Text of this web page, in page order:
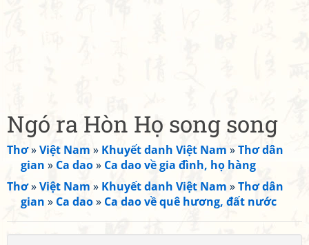
Ngó ra Hòn Họ song song
Thơ»Việt Nam » Khuyết danh Việt Nam »Thơ dân
gian » Ca dao» Ca dao về gia đình, họ hàng
Thơ»Việt Nam » Khuyết danh Việt Nam »Thơ dân
gian » Ca dao» Ca dao về quê hương, đất nước